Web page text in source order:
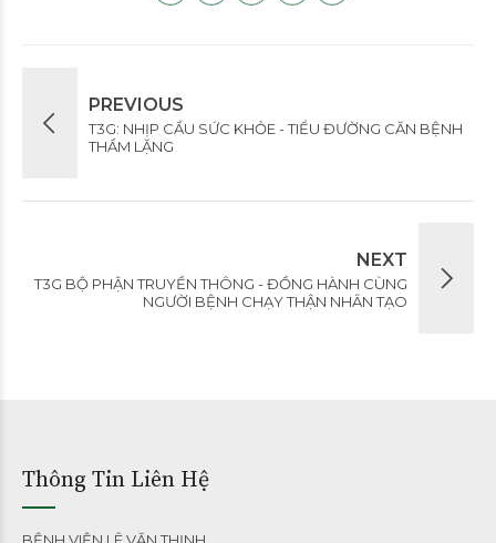
PREVIOUS
T3G: NHỊP CẦU SỨC KHỎE - TIỂU ĐƯỜNG CĂN BỆNH
THẦM LẶNG
NEXT
T3G BỘ PHẬN TRUYỀN THÔNG - ĐỒNG HÀNH CÙNG
NGƯỜI BỆNH CHẠY THẬN NHÂN TẠO
Thông Tin Liên Hệ
BỆNH VIỆN LÊ VĂN THỊNH